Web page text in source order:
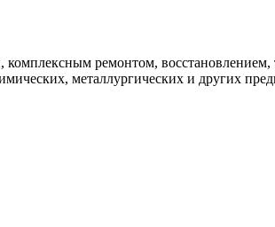
ремонтом,
металлургических и других